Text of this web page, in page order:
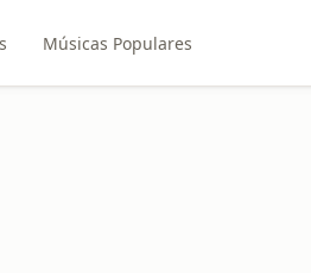
Músicas Populares